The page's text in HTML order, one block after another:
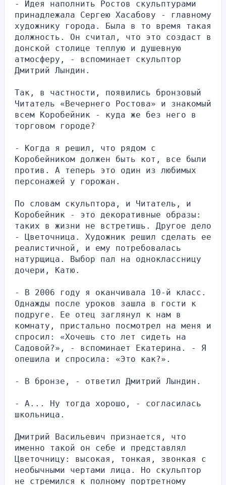
- Идея наполнить Ростов скульптурами
принадлежала Сергею Хасабову - главному
художнику города. Была в то время такая
должность. Он считал, что это создаст в
донской столице теплую и душевную
атмосферу, - вспоминает скульптор
Дмитрий Лындин.
Так, в частности, появились бронзовый
Читатель «Вечернего Ростова» и знакомый
всем Коробейник - куда же без него в
торговом городе?
- Когда я решил, что рядом с
Коробейником должен быть кот, все были
против. А теперь это один из любимых
персонажей у горожан.
По словам скульптора, и Читатель, и
Коробейник - это декоративные образы:
таких в жизни не встретишь. Другое дело
- Цветочница. Художник решил сделать ее
реалистичной, и ему потребовалась
натурщица. Выбор пал на одноклассницу
дочери, Катю.
- В 2006 году я оканчивала 10-й класс.
Однажды после уроков зашла в гости к
подруге. Ее отец заглянул к нам в
комнату, пристально посмотрел на меня и
спросил: «Хочешь сто лет сидеть на
Садовой?», - вспоминает Екатерина. - Я
опешила и спросила: «Это как?».
- В бронзе, - ответил Дмитрий Лындин.
- А... Ну тогда хорошо, - согласилась
школьница.
Дмитрий Васильевич признается, что
именно такой он себе и представлял
Цветочницу: высокая, тонкая, звонкая с
необычными чертами лица. Но скульптор
не стремился к полному портретному